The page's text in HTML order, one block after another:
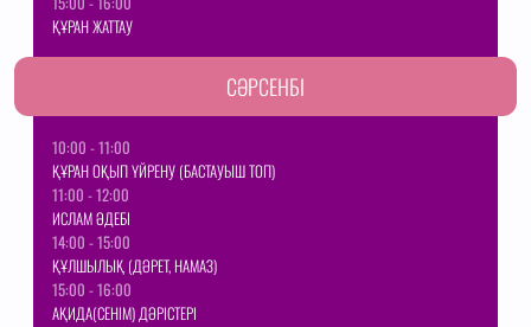
ҚҰРАН ЖАТТАУ
СӘРСЕНБІ
10:00 - 11:00
ҚҰРАН ОҚЫП ҮЙРЕНУ (БАСТАУЫШ ТОП)
11:00 - 12:00
ИСЛАМ ӘДЕБІ
14:00 - 15:00
ҚҰЛШЫЛЫҚ (ДӘРЕТ, НАМАЗ)
15:00 - 16:00
АҚИДА(СЕНІМ) ДӘРІСТЕРІ